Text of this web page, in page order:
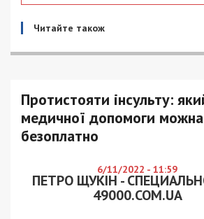
Читайте також
Протистояти інсульту:
медичної допомоги
безоплатно
6/11/2022 - 11:59
ПЕТРО ЩУКІН -
49000.COM.UA